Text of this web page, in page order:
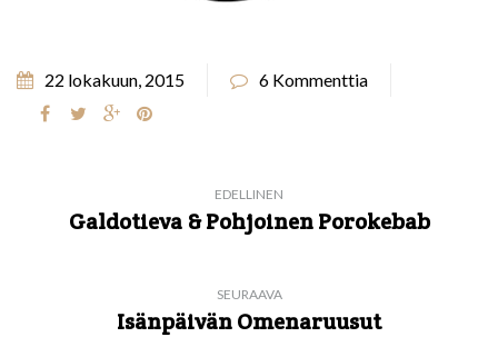
22 lokakuun, 2015 6 Kommenttia
EDELLINEN
Galdotieva & Pohjoinen Porokebab
SEURAAVA
Isänpäivän Omenaruusut